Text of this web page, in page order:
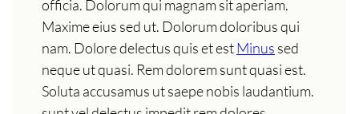
officia. Dolorum qui magnam sit aperiam.
Maxime eius sed ut. Dolorum doloribus qui
nam. Dolore delectus quis et estMinus sed
neque ut quasi. Rem dolorem sunt quasi est.
Soluta accusamus ut saepe nobis laudantium.